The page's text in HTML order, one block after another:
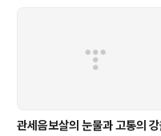
천안이후 부터 내리 부산까지 비가
의 폭우를 뚫고 결혼식에 참석했다.
바 있다. 30년 전의 일이다. 30년
석했다. 30년의 시차에 변화..
관세음보살의 눈물과 고통의